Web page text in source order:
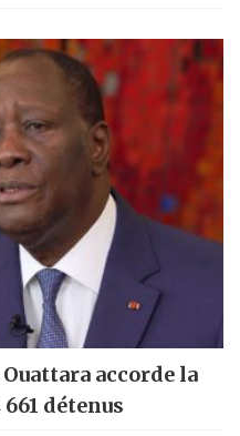
accorde la
détenus